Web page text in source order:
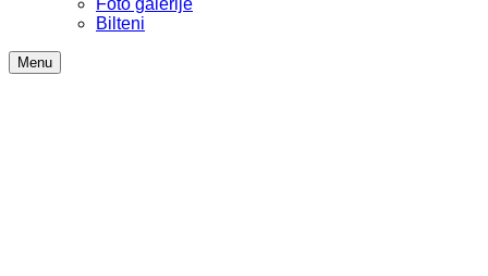
Foto galerije
Bilteni
Menu